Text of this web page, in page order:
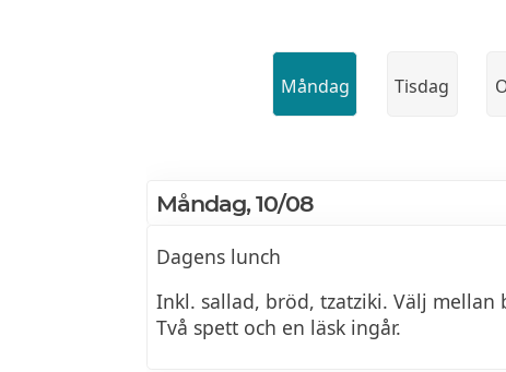
Måndag Tisdag
Måndag, 10/08
Dagens lunch
Inkl. sallad, bröd, tzatziki. Välj
Två spett och en läsk ingår.